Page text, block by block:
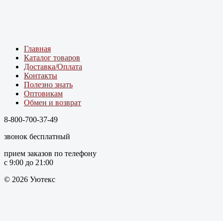
Главная
Каталог товаров
Доставка/Оплата
Контакты
Полезно знать
Оптовикам
Обмен и возврат
8-800-700-37-49
звонок бесплатный
прием заказов по телефону
с 9:00 до 21:00
© 2026 Уютекс